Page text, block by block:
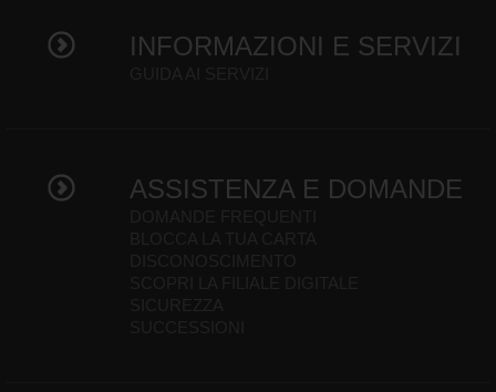
INFORMAZIONI E SERVIZI
ASSISTENZA E DOMANDE